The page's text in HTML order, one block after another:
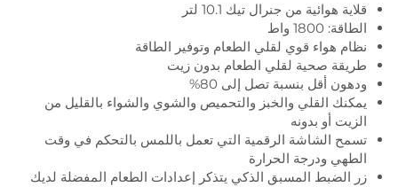
قلاية هوائية من جنرال تيك 10.1 لتر
الطاقة: 1800 واط
نظام هواء قوي لقلي الطعام وتوفير الطاقة
طريقة صحية لقلي الطعام بدون زيت
ودهون أقل بنسبة تصل إلى 80%
يمكنك القلي والخبز والتحميص والشوي والشواء بالقليل من
الزيت أو بدونه
تسمح الشاشة الرقمية التي تعمل باللمس بالتحكم في وقت
الطهي ودرجة الحرارة
زر الضبط المسبق الذكي يتذكر إعدادات الطعام المفضلة لديك